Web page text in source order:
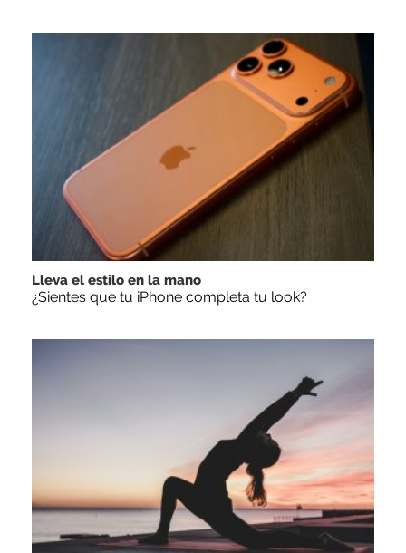
Lleva el estilo en la mano
¿Sientes que tu iPhone completa tu look?